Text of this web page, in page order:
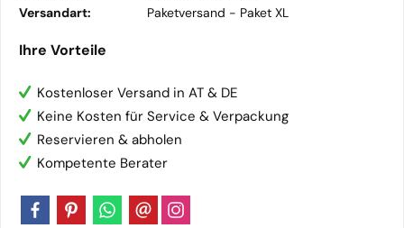
Versandart:
Paketversand - Paket XL
Ihre Vorteile
Kostenloser Versand in AT & DE
Keine Kosten für Service & Verpackung
Reservieren & abholen
Kompetente Berater